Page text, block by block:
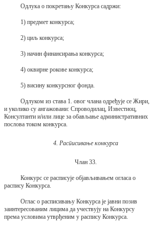
Одлука о покретању Конкурса садржи:
1) предмет конкурса;
2) циљ конкурса;
3) начин финансирања конкурса;
4) оквирне рокове конкурса;
5) висину конкурсног фонда.
Одлуком из става 1. овог члана одређује се Жири,
и уколико су ангажовани: Спроводилац, Известиоц,
Консултанти и/или лице за обављање административних
послова током конкурса.
4. Расписивање конкурса
Члан 33.
Конкурс се расписује објављивањем огласа о
распису Конкурса.
Оглас о расписивању Конкурса је јавни позив
заинтересованим лицима да учествују на Конкурсу
према условима утврђеним у распису Конкурса.